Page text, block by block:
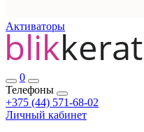
Активаторы
0
Телефоны
+375 (44) 571-68-02
Личный кабинет